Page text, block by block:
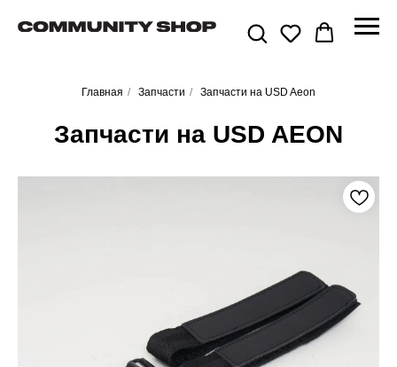
Главная / Запчасти / Запчасти на USD Aeon
Запчасти на USD AEON